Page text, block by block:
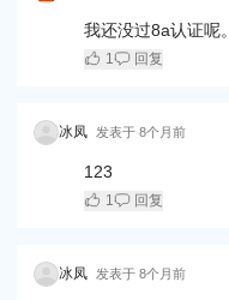
我还没过8a认证呢。
1 回复
冰凤 发表于 8个月前
123
1 回复
冰凤 发表于 8个月前